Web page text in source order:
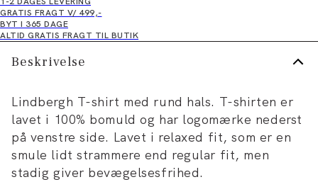
GRATIS FRAGT V/ 499,-
BYT I 365 DAGE
ALTID GRATIS FRAGT TIL BUTIK
Beskrivelse
Lindbergh T-shirt med rund hals. T-shirten er
lavet i 100% bomuld og har logomærke nederst
på venstre side. Lavet i relaxed fit, som er en
smule lidt strammere end regular fit, men
stadig giver bevægelsesfrihed.